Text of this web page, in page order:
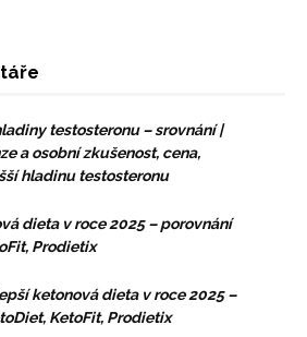
testosteronu – srovnání |
a osobní zkušenost, cena,
hladinu testosteronu
dieta v roce 2025 – porovnání
Prodietix
ketonová dieta v roce 2025 –
KetoFit, Prodietix